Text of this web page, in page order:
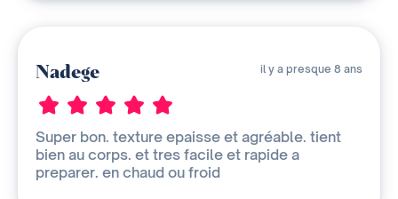
Nadege il y a presque 8 ans
Super bon. texture epaisse et agréable. tient
bien au corps. et tres facile et rapide a
preparer. en chaud ou froid